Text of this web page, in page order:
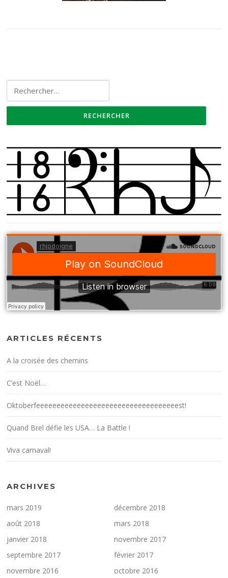
ARTICLES RÉCENTS
A la croisée des chemins
C’est Noël…
Oktoberfeeeeeeeeeeeeeeeeeeeeeeeeeeeeeeeeeeest!
Quand Brel défie les USA… La Battle !
Viva carnaval!
ARCHIVES
mars 2019
décembre 2018
août 2018
mars 2018
janvier 2018
novembre 2017
septembre 2017
février 2017
novembre 2016
octobre 2016